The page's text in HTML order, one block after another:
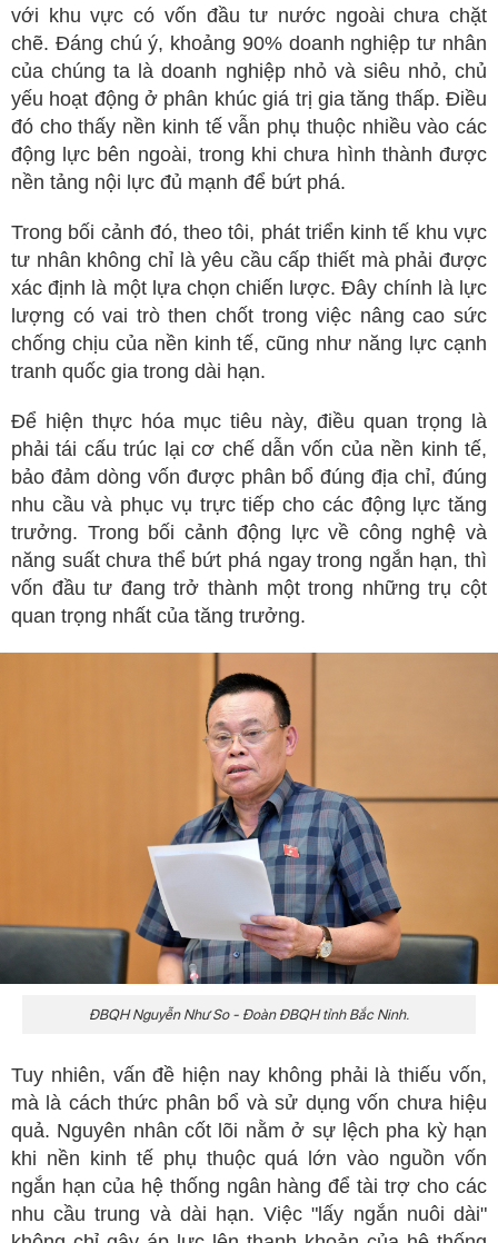
với khu vực có vốn đầu tư nước ngoài chưa chặt
chẽ. Đáng chú ý, khoảng 90% doanh nghiệp tư nhân
của chúng ta là doanh nghiệp nhỏ và siêu nhỏ, chủ
yếu hoạt động ở phân khúc giá trị gia tăng thấp. Điều
đó cho thấy nền kinh tế vẫn phụ thuộc nhiều vào các
động lực bên ngoài, trong khi chưa hình thành được
nền tảng nội lực đủ mạnh để bứt phá.
Trong bối cảnh đó, theo tôi, phát triển kinh tế khu vực
tư nhân không chỉ là yêu cầu cấp thiết mà phải được
xác định là một lựa chọn chiến lược. Đây chính là lực
lượng có vai trò then chốt trong việc nâng cao sức
chống chịu của nền kinh tế, cũng như năng lực cạnh
tranh quốc gia trong dài hạn.
Để hiện thực hóa mục tiêu này, điều quan trọng là
phải tái cấu trúc lại cơ chế dẫn vốn của nền kinh tế,
bảo đảm dòng vốn được phân bổ đúng địa chỉ, đúng
nhu cầu và phục vụ trực tiếp cho các động lực tăng
trưởng. Trong bối cảnh động lực về công nghệ và
năng suất chưa thể bứt phá ngay trong ngắn hạn, thì
vốn đầu tư đang trở thành một trong những trụ cột
quan trọng nhất của tăng trưởng.
ĐBQH Nguyễn Như So - Đoàn ĐBQH tỉnh Bắc Ninh.
Tuy nhiên, vấn đề hiện nay không phải là thiếu vốn,
mà là cách thức phân bổ và sử dụng vốn chưa hiệu
quả. Nguyên nhân cốt lõi nằm ở sự lệch pha kỳ hạn
khi nền kinh tế phụ thuộc quá lớn vào nguồn vốn
ngắn hạn của hệ thống ngân hàng để tài trợ cho các
nhu cầu trung và dài hạn. Việc "lấy ngắn nuôi dài"